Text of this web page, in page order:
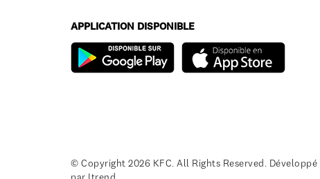
APPLICATION DISPONIBLE
© Copyright 2026 KFC. All Rights Reserved. Développé